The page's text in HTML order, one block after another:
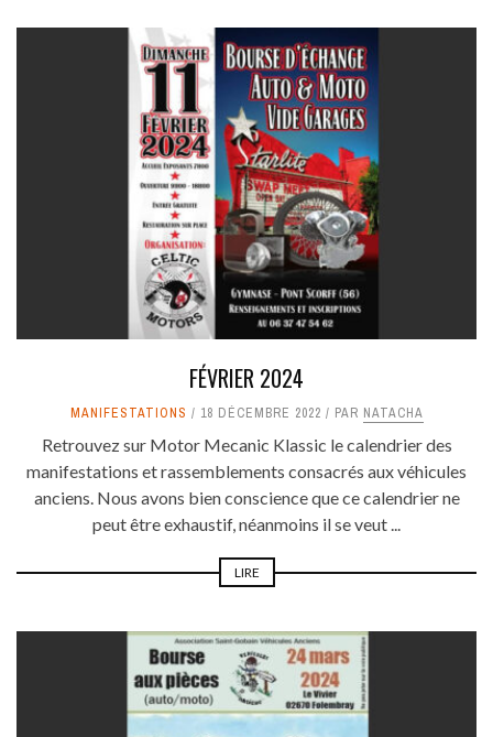
FÉVRIER 2024
MANIFESTATIONS 18 DÉCEMBRE 2022 PAR NATACHA
Retrouvez sur Motor Mecanic Klassic le calendrier des
manifestations et rassemblements consacrés aux véhicules
anciens. Nous avons bien conscience que ce calendrier ne
peut être exhaustif, néanmoins il se veut ...
LIRE